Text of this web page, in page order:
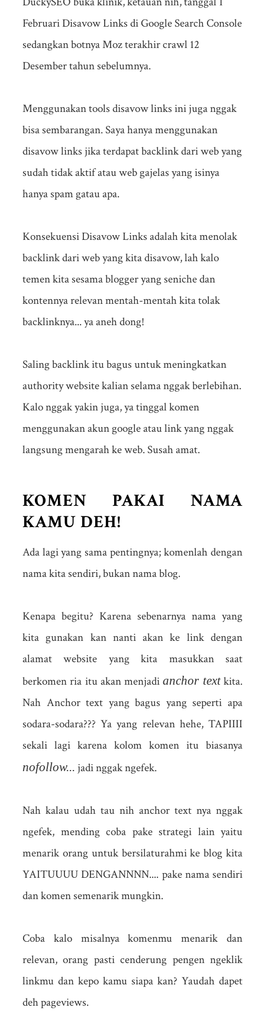
Februari Disavow Links di Google Search Console
sedangkan botnya Moz terakhir crawl 12
Desember tahun sebelumnya.
Menggunakan tools disavow links ini juga nggak
bisa sembarangan. Saya hanya menggunakan
disavow links jika terdapat backlink dari web yang
sudah tidak aktif atau web gajelas yang isinya
hanya spam gatau apa.
Konsekuensi Disavow Links adalah kita menolak
backlink dari web yang kita disavow, lah kalo
temen kita sesama blogger yang seniche dan
kontennya relevan mentah-mentah kita tolak
backlinknya... ya aneh dong!
Saling backlink itu bagus untuk meningkatkan
authority website kalian selama nggak berlebihan.
Kalo nggak yakin juga, ya tinggal komen
menggunakan akun google atau link yang nggak
langsung mengarah ke web. Susah amat.
KOMEN PAKAI NAMA
KAMU DEH!
Ada lagi yang sama pentingnya; komenlah dengan
nama kita sendiri, bukan nama blog.
Kenapa begitu? Karena sebenarnya nama yang
kita gunakan kan nanti akan ke link dengan
alamat website yang kita masukkan saat
berkomen ria itu akan menjadianchor textkita.
Nah Anchor text yang bagus yang seperti apa
sodara-sodara??? Ya yang relevan hehe, TAPIIII
sekali lagi karena kolom komen itu biasanya
nofollow... jadi nggak ngefek.
Nah kalau udah tau nih anchor text nya nggak
ngefek, mending coba pake strategi lain yaitu
menarik orang untuk bersilaturahmi ke blog kita
YAITUUUU DENGANNNN.... pake nama sendiri
dan komen semenarik mungkin.
Coba kalo misalnya komenmu menarik dan
relevan, orang pasti cenderung pengen ngeklik
linkmu dan kepo kamu siapa kan? Yaudah dapet
deh pageviews.